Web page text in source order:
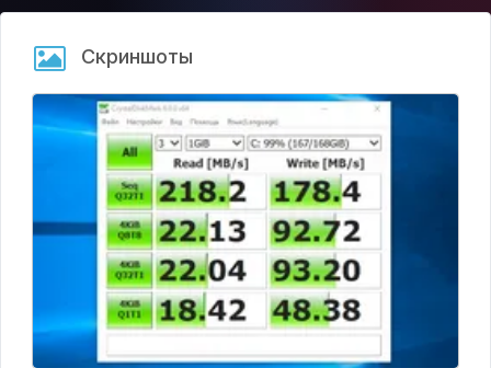
• Красный – состояние критично, требуется ремонт
При желании пользователь сохраняет отчет в текстовом
формате или распечатывает его. Также есть возможность
привязать электронную почту и получать результаты в
письме.
Также CrystalDiskMark предлагает несколько скинов на
Интерфейс переведен на десятки языков, включая
русский. Программа доступна только на ОС Windows.
Благодаря открытому исходному коду можно найти
вольные модификации утилиты для других операционных
систем.
Последний официальный релиз – CrystalDiskMark 6.0.1 –
Скриншоты